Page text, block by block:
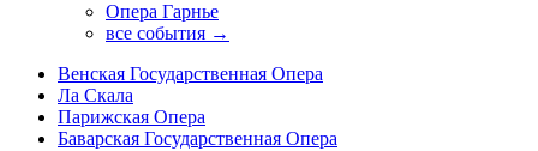
Опера Гарнье
все события →
Венская Государственная Опера
Ла Скала
Парижская Опера
Баварская Государственная Опера